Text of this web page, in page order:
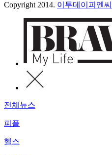
Copyright 2014. 이투데이피엔씨
전체뉴스
피플
헬스